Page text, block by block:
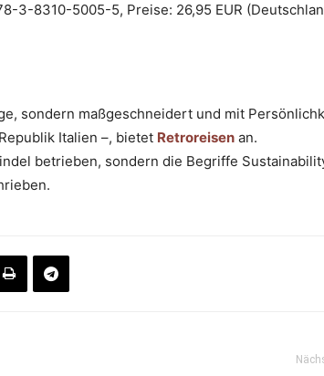
3-8310-5005-5, Preise: 26,95 EUR
sondern maßgeschneidert und mit
Italien –, bietet Retroreisen an.
betrieben, sondern die Begriffe